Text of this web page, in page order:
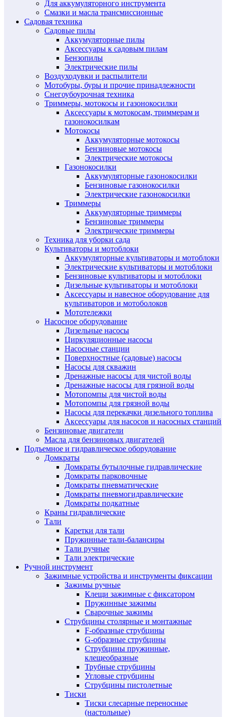
Для аккумуляторного инструмента
Смазки и масла трансмиссионные
Садовая техника
Садовые пилы
Аккумуляторные пилы
Аксессуары к садовым пилам
Бензопилы
Электрические пилы
Воздуходувки и распылители
Мотобуры, буры и прочие принадлежности
Снегоубоурочная техника
Триммеры, мотокосы и газонокосилки
Аксессуары к мотокосам, триммерам и
газонокосилкам
Мотокосы
Аккумуляторные мотокосы
Бензиновые мотокосы
Электрические мотокосы
Газонокосилки
Аккумуляторные газонокосилки
Бензиновые газонокосилки
Электрические газонокосилки
Триммеры
Аккумуляторные триммеры
Бензиновые триммеры
Электрические триммеры
Техника для уборки сада
Культиваторы и мотоблоки
Аккумуляторные культиваторы и мотоблоки
Электрические культиваторы и мотоблоки
Бензиновые культиваторы и мотоблоки
Дизельные культиваторы и мотоблоки
Аксессуары и навесное оборудование для
культиваторов и мотоболоков
Мототележки
Насосное оборудование
Дизельные насосы
Циркуляционные насосы
Насосные станции
Поверхностные (садовые) насосы
Насосы для скважин
Дренажные насосы для чистой воды
Дренажные насосы для грязной воды
Мотопомпы для чистой воды
Мотопомпы для грязной воды
Насосы для перекачки дизельного топлива
Аксессуары для насосов и насосных станций
Бензиновые двигатели
Масла для бензиновых двигателей
Подъемное и гидравлическое оборудование
Домкраты
Домкраты бутылочные гидравлические
Домкраты парковочные
Домкраты пневматические
Домкраты пневмогидравлические
Домкраты подкатные
Краны гидравлические
Тали
Каретки для тали
Пружинные тали-балансиры
Тали ручные
Тали электрические
Ручной инструмент
Зажимные устройства и инструменты фиксации
Зажимы ручные
Клещи зажимные с фиксатором
Пружинные зажимы
Сварочные зажимы
Струбцины столярные и монтажные
F-образные струбцины
G-образные струбцины
Струбцины пружинные,
клещеобразные
Трубные струбцины
Угловые струбцины
Струбцины пистолетные
Тиски
Тиски слесарные переносные
(настольные)